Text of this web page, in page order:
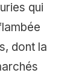
qui
dont la